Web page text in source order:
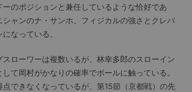
のポジションと兼任しているような恰好であ
ャンのナ・サンホ、フィジカルの強さとクレバ
なっている。
ローワーは複数いるが、林幸多郎のスローイン
て岡村がかなりの確率でボールに触っている。
できなくなっているが、第15節（京都戦）の先